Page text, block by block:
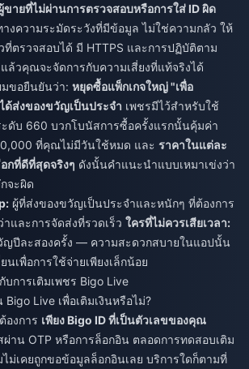
ขายที่ไม่ผ่านการตรวจสอบหรือการใส่ ID ผิด
างความระมัดระวังที่มีข้อมูล ไม่ใช่ความกลัว ให้
ตรวจสอบได้ มี HTTPS และการปฏิบัติตาม
ล้วคุณจะจัดการกับความเสี่ยงที่แท้จริงได้
มขอยืนยันว่า: หยุดซื้อแพ็กเกจใหญ่ "เพื่อ
ส่งของขวัญเป็นประจำ เพชรมีไว้สำหรับใช้
ดับ 660 บวกโบนัสการซื้อครั้งแรกนั้นคุ้มค่า
ที่คุณไม่มีวันใช้หมด และ ราคาในแต่ละ
กที่ดีที่สุดจริงๆ ดังนั้นคำแนะนำแบบเหมาเข่งว่า
จะผิด
ผู้ที่ส่งของขวัญเป็นประจำและหนักๆ ที่ต้องการ
และการจัดส่งที่รวดเร็ว ใครที่ไม่ควรเสียเวลา:
ญปีละสองครั้ง — ความสะดวกสบายในแอปนั้น
เพื่อการใช้จ่ายเพียงเล็กน้อย
บการเติมเพชร Bigo Live
Live เพื่อเติมเงินหรือไม่?
องการ เพียง Bigo ID ที่เป็นตัวเลขของคุณ
าน OTP หรือการล็อกอิน ตลอดการทดสอบเติม
ม่เคยถูกขอข้อมูลล็อกอินเลย บริการใดก็ตามที่